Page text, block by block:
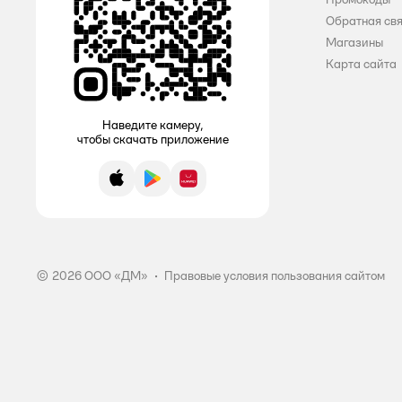
Наведите камеру,
чтобы скачать приложение
App StoreGoogle PlayAppGallery
Обратная
Магазины
Карта сайта
© 2026 ООО «ДМ» • Правовые условия пользования сайтом